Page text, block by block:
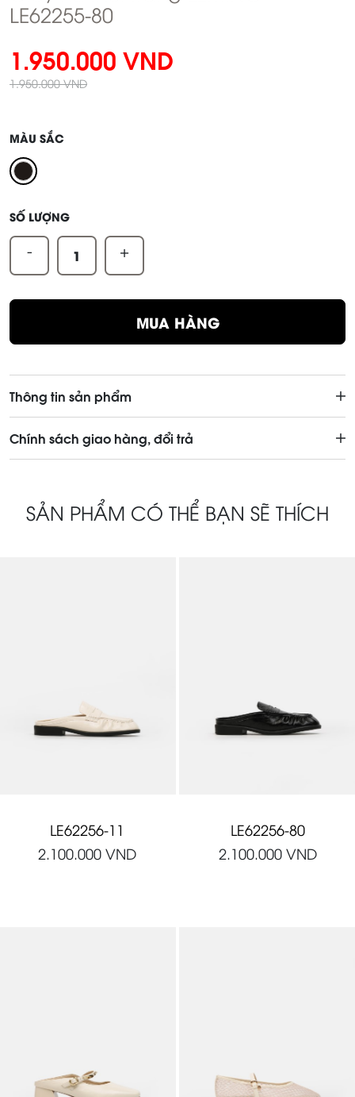
LE62255-80
1.950.000 VND
1.950.000 VND
MÀU SẮC
SỐ LƯỢNG
- +
MUA HÀNG
Thông tin sản phẩm
Chính sách giao hàng, đổi trả
SẢN PHẨM CÓ THỂ BẠN SẼ THÍCH
LE62256-11
2.100.000 VND
LE62256-80
2.100.000 VND